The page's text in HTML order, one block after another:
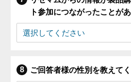
ト参加につながったことが
ご回答者様の性別を教えてく